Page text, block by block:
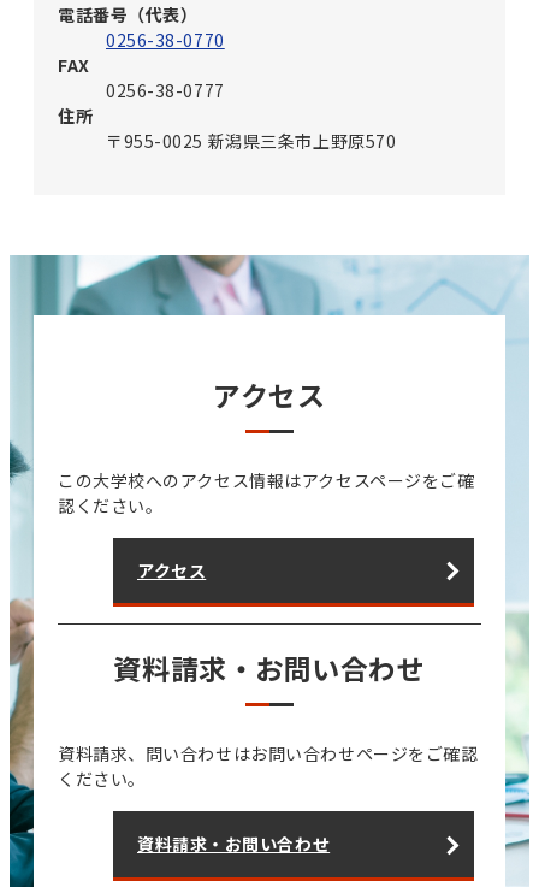
電話番号（代表）
0256-38-0770
FAX
0256-38-0777
住所
〒955-0025 新潟県三条市上野原570
アクセス
この大学校へのアクセス情報はアクセスページをご確
認ください。
アクセス
資料請求・お問い合わせ
資料請求、問い合わせはお問い合わせページをご確認
ください。
資料請求・お問い合わせ